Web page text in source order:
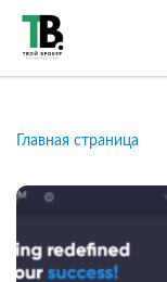
Главная страница